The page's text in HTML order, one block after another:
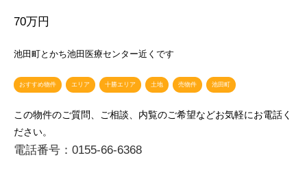
70万円
池田町とかち池田医療センター近くです
おすすめ物件 エリア 十勝エリア 土地 売物件 池田町
この物件のご質問、ご相談、内覧のご希望などお気軽にお電話く
ださい。
電話番号：0155-66-6368